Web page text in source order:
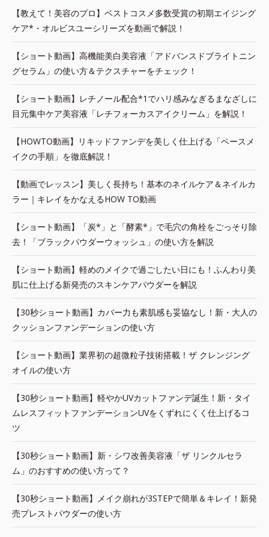
【教えて！美容のプロ】ベストコスメ多数受賞の初期エイジング
ケア*・オルビスユーシリーズを動画で解説！
【ショート動画】高機能美白美容液「アドバンスドブライトニン
グセラム」の使い方＆テクスチャーをチェック！
【ショート動画】レチノール配合*1でハリ感みなぎるまなざしに
目元集中ケア美容液「レチフォーカスアイクリーム」を解説！
【HOWTO動画】リキッドファンデを美しく仕上げる「ベースメ
イクの手順」を徹底解説！
【動画でレッスン】美しく長持ち！基本のネイルケア＆ネイルカ
ラー｜キレイをかなえるHOW TO動画
【ショート動画】「炭*」と「酵素*」で毛穴の角栓をごっそり除
去！「ブラックパウダーウォッシュ」の使い方を解説
【ショート動画】軽めのメイクで過ごしたい日にも！ふんわり美
肌に仕上げる新発売のスキンケアパウダーを解説
【30秒ショート動画】カバー力も素肌感も妥協なし！新・大人の
クッションファンデーションの使い方
【ショート動画】業界初の超微粒子技術搭載！ザ クレンジング
オイルの使い方
【30秒ショート動画】軽やかUVカットファンデ誕生！新・タイ
ムレスフィットファンデーションUVをくずれにくく仕上げるコ
ツ
【30秒ショート動画】新・シワ改善美容液「ザ リンクルセラ
ム」のおすすめの使い方って？
【30秒ショート動画】メイク崩れが3STEPで簡単＆キレイ！新発
売プレストパウダーの使い方